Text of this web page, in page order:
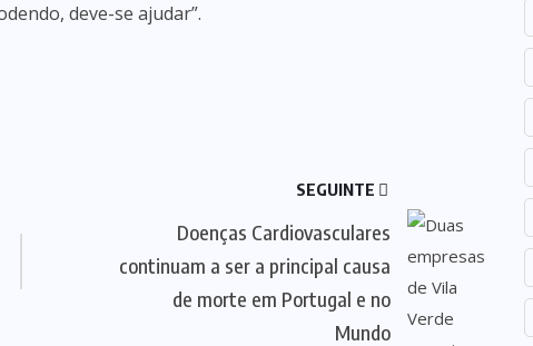
deve-se ajudar”.
SEGUINTE
Doenças Cardiovasculares
continuam a ser a principal causa
de morte em Portugal e no
Mundo